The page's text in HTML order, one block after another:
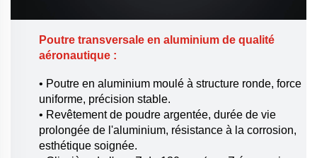
Poutre transversale en aluminium de qualité
aéronautique :
• Poutre en aluminium moulé à structure ronde, force
uniforme, précision stable.
• Revêtement de poudre argentée, durée de vie
prolongée de l'aluminium, résistance à la corrosion,
esthétique soignée.